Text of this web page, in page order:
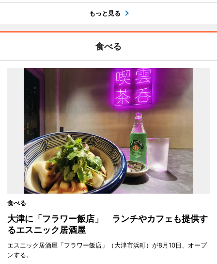
もっと見る
食べる
食べる
大津に「フラワー飯店」 ランチやカフェも提供す
るエスニック居酒屋
エスニック居酒屋「フラワー飯店」（大津市浜町）が8月10日、オープ
ンする。